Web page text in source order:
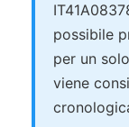
possibile
per un
viene